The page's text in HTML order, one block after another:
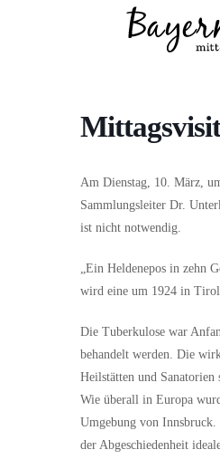
Am Dienstag, 10. März,
Sammlungsleiter Dr.
ist nicht notwendig.
„Ein Heldenepos in zehn
wird eine um 1924 in
Die Tuberkulose war
behandelt werden. Die
Heilstätten und
Wie überall in Europa
Umgebung von Innsbruck.
der Abgeschiedenheit